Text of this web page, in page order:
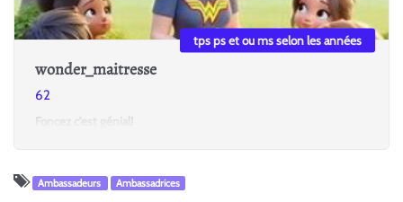
wonder_maitresse
62
Foncez c'est génial!
tps ps et ou ms selon les années
Ambassadeurs Ambassadrices